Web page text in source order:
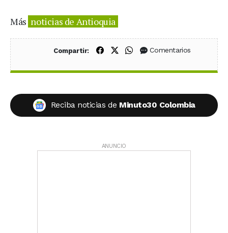
Más noticias de Antioquia
Compartir: Compartir en Facebook
Compartir en X (Twitter)
Compartir en WhatsApp
Comentarios
Reciba noticias de Minuto30 Colombia
ANUNCIO